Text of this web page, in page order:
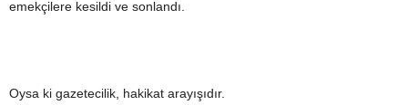
emekçilere kesildi ve sonlandı.
Oysa ki gazetecilik, hakikat arayışıdır.